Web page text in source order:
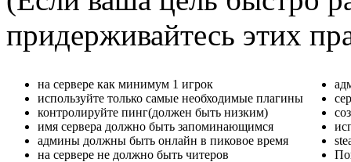
придерживайтесь этих
на сервере как минимум 1 игрок
используйте только самые необходимые плагины
контролируйте пинг(должен быть низким)
имя сервера должно быть запоминающимся
админы должны быть онлайн в пиковое время
на сервере не должно быть читеров